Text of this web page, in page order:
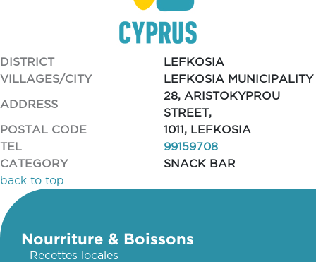
DISTRICT
LEFKOSIA
VILLAGES/CITY
LEFKOSIA MUNICIPALITY
ADDRESS
28, ARISTOKYPROU
STREET,
POSTAL CODE
1011, LEFKOSIA
TEL
99159708
CATEGORY
SNACK BAR
back to top
Nourriture & Boissons
- Recettes locales